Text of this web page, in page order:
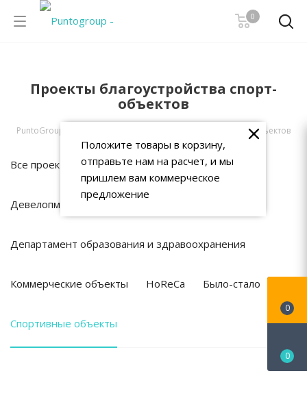
0
Проекты благоустройства спорт-
объектов
PuntoGroup Проекты благоустройства спорт-объектов
Все проекты Общественные пространства
Девелопмент
Департамент образования и здравоохранения
Коммерческие объекты HoReCa Было-стало
Спортивные объекты
0
0
Положите товары в корзину,
отправьте нам на расчет, и мы
пришлем вам коммерческое
предложение